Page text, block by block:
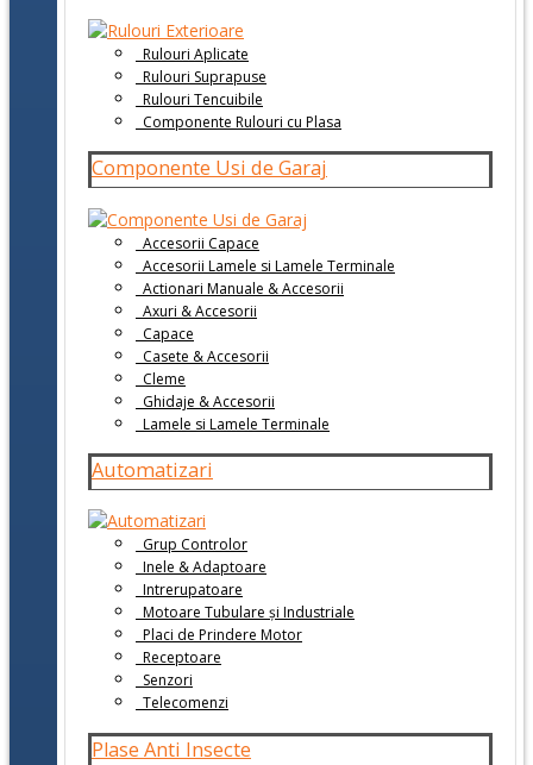
Rulouri Aplicate
Rulouri Suprapuse
Rulouri Tencuibile
Componente Rulouri cu Plasa
Componente Usi de Garaj
Accesorii Capace
Accesorii Lamele si Lamele Terminale
Actionari Manuale & Accesorii
Axuri & Accesorii
Capace
Casete & Accesorii
Cleme
Ghidaje & Accesorii
Lamele si Lamele Terminale
Automatizari
Grup Controlor
Inele & Adaptoare
Intrerupatoare
Motoare Tubulare și Industriale
Placi de Prindere Motor
Receptoare
Senzori
Telecomenzi
Plase Anti Insecte